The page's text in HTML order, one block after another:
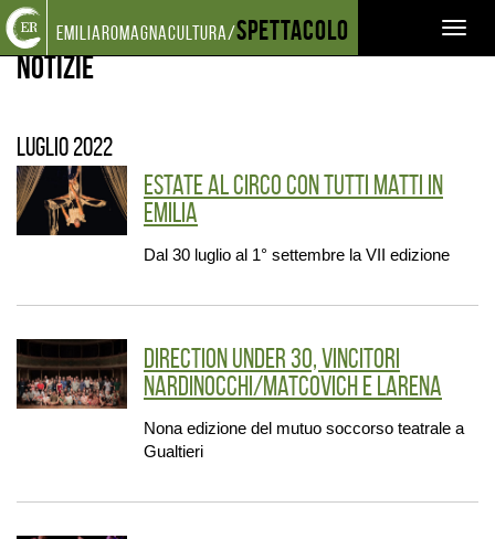
Torna
alla
home
page
Cerca
nel
sito
Salta
ai
contenuti
Salta
al
menu
principale
emiliaromagnacultura/Spettacolo
EVENTI E NEWS NOTIZIE
Notizie
luglio 2022
Estate al circo con Tutti Matti in
Emilia
Dal 30 luglio al 1° settembre la VII edizione
Direction Under 30, vincitori
Nardinocchi/Matcovich e Larena
Nona edizione del mutuo soccorso teatrale a
Gualtieri